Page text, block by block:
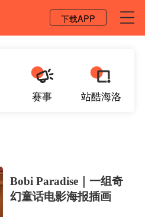
下载APP
赛事 站酷海洛
Bobi Paradise｜一组奇
幻童话电影海报插画